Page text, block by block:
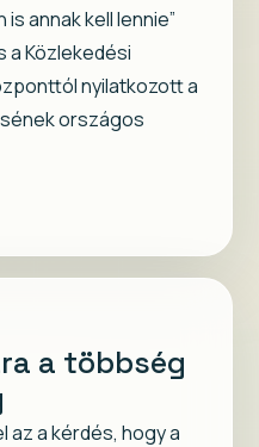
annak kell lennie”
a Közlekedési
nyilatkozott a
országos
a többség
az a kérdés, hogy a